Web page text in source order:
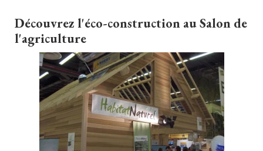
Découvrez l'éco-construction au Salon de
l'agriculture